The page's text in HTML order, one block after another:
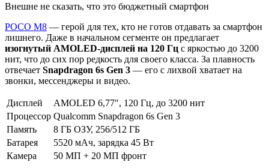
Внешне не сказать, что это бюджетный смартфон
POCO M8 — герой для тех, кто не готов отдавать за смартфон
лишнего. Даже в начальном сегменте он предлагает
изогнутый AMOLED-дисплей на 120 Гц с яркостью до 3200
нит, что до сих пор редкость для своего класса. За плавность
отвечает Snapdragon 6s Gen 3 — его с лихвой хватает на
звонки, мессенджеры и видео.
Дисплей
AMOLED 6,77″, 120 Гц, до 3200 нит
Процессор Qualcomm Snapdragon 6s Gen 3
Память
8 ГБ ОЗУ, 256/512 ГБ
Батарея
5520 мАч, зарядка 45 Вт
Камера
50 МП + 20 МП фронт